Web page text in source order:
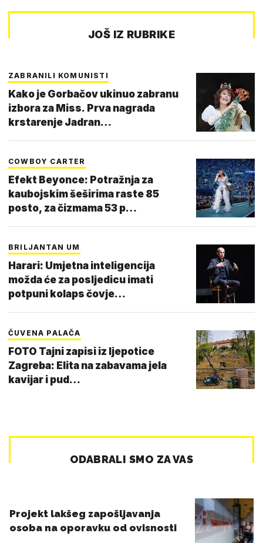
JOŠ IZ RUBRIKE
ZABRANILI KOMUNISTI
Kako je Gorbačov ukinuo zabranu
izbora za Miss. Prva nagrada
krstarenje Jadran…
COWBOY CARTER
Efekt Beyonce: Potražnja za
kaubojskim šeširima raste 85
posto, za čizmama 53 p…
BRILJANTAN UM
Harari: Umjetna inteligencija
možda će za posljedicu imati
potpuni kolaps čovje…
ČUVENA PALAČA
FOTO Tajni zapisi iz ljepotice
Zagreba: Elita na zabavama jela
kavijar i pud…